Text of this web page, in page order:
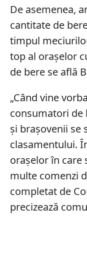
De asemenea,
cantitate de
timpul
top al orașelor
de bere se află
„Când vine
consumatori de
şi braşovenii se
clasamentului.
oraşelor în care
multe comenzi
completat de
precizează